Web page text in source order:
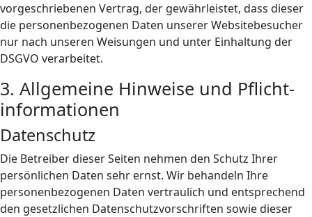
vorgeschriebenen Vertrag, der gewährleistet, dass dieser
die personenbezogenen Daten unserer Websitebesucher
nur nach unseren Weisungen und unter Einhaltung der
DSGVO verarbeitet.
3. Allgemeine Hinweise und Pflicht­
informationen
Datenschutz
Die Betreiber dieser Seiten nehmen den Schutz Ihrer
persönlichen Daten sehr ernst. Wir behandeln Ihre
personenbezogenen Daten vertraulich und entsprechend
den gesetzlichen Datenschutzvorschriften sowie dieser